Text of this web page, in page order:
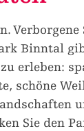
Verborgene
Binntal
erleben:
schöne
Sie den